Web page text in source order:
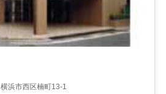
横浜市西区楠町13-1